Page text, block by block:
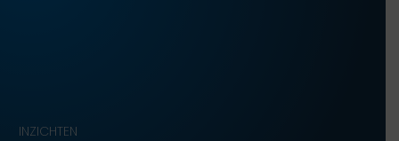
INZICHTEN